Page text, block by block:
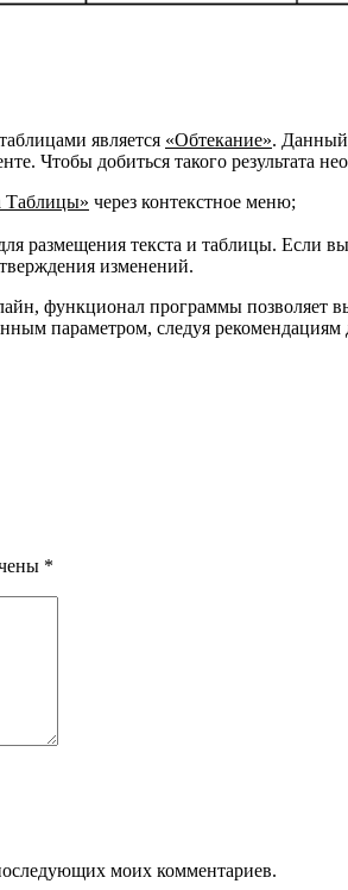
является «Обтекание». Данный
Чтобы добиться такого результата
Таблицы» через контекстное меню;
размещения текста и таблицы. Если
изменений.
функционал программы позволяет
параметром, следуя рекомендациям
*
моих комментариев.